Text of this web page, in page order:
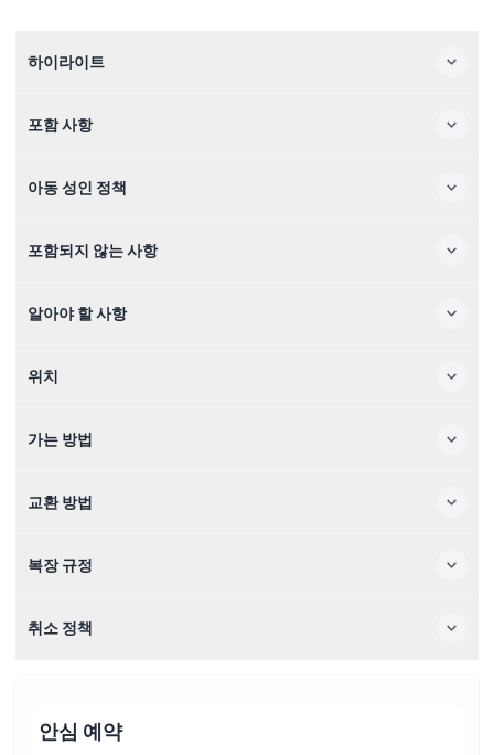
하이라이트
포함 사항
아동 성인 정책
포함되지 않는 사항
알아야 할 사항
위치
가는 방법
교환 방법
복장 규정
취소 정책
안심 예약